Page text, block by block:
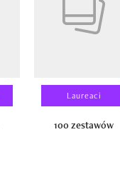
Laureaci
100 zestawów